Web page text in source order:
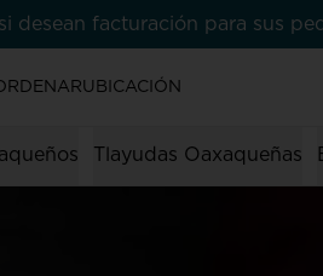
desean facturación para sus
UBICACIÓN
Tlayudas Oaxaqueñas